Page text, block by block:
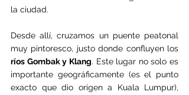
la ciudad.
Desde allí, cruzamos un puente peatonal
ríos Gombak y Klang. Este lugar no solo es
importante geográficamente (es el punto
exacto que dio origen a Kuala Lumpur),